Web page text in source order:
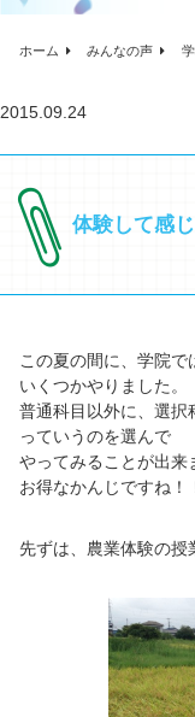
ホーム みんなの声
2015.09.24
体験して感
この夏の間に、学院で
いくつかやりました。
普通科目以外に、選択
っていうのを選んで
やってみることが出来
お得なかんじですね！
先ずは、農業体験の授